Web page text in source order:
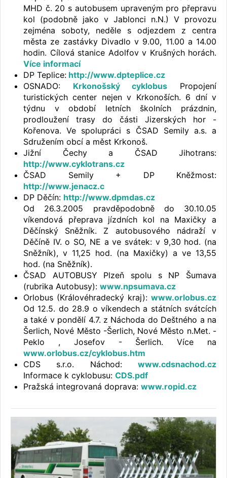
MHD č. 20 s autobusem upraveným pro přepravu
kol (podobně jako v Jablonci n.N.) V provozu
zejména soboty, neděle s odjezdem z centra
města ze zastávky Divadlo v 9.00, 11.00 a 14.00
hodin. Cílová stanice Adolfov v Krušných horách.
Více informací
DP Teplice: http://www.dpteplice.cz
OSNADO: Krkonošský cyklobus Propojení
turistických center nejen v Krkonoších. 6 dní v
týdnu v období letních školních prázdnin,
prodloužení trasy do části Jizerských hor -
Kořenova. Ve spolupráci s ČSAD Semily a.s. a
Sdružením obcí a měst Krkonoš.
Jižní Čechy a ČSAD Jihotrans:
http://www.cyklotrans.cz
ČSAD Semily + DP Kněžmost:
http://www.jenacz.c
DP Děčín: http://www.dpmdas.cz
Od 26.3.2005 pravděpodobně do 30.10.05
víkendová přeprava jízdních kol na Maxičky a
Děčínský Sněžník. Z autobusového nádraží v
Děčíně IV. o SO, NE a ve svátek: v 9,30 hod. (na
Sněžník), v 11,25 hod. (na Maxičky) a ve 13,55
hod. (na Sněžník).
ČSAD AUTOBUSY Plzeň spolu s NP Šumava
(rubrika Autobusy): www.npsumava.cz
Orlobus (Královéhradecký kraj): www.orlobus.cz
Od 12.5. do 28.9 o víkendech a státních svátcích
a také v pondělí 4.7. z Náchoda do Deštného a na
Šerlich, Nové Město -Šerlich, Nové Město n.Met. -
Peklo , Josefov - Šerlich. Více na
www.orlobus.cz/cyklobus.htm
CDS s.r.o. Náchod: www.cdsnachod.cz
Informace k cyklobusu: CDS.pdf
Pražská integrovaná doprava: www.ropid.cz